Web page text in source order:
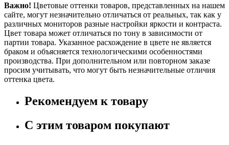
Важно! Цветовые оттенки товаров, представленных на нашем
сайте, могут незначительно отличаться от реальных, так как у
различных мониторов разные настройки яркости и контраста.
Цвет товара может отличаться по тону в зависимости от
партии товара. Указанное расхождение в цвете не является
браком и объясняется технологическими особенностями
производства. При дополнительном или повторном заказе
просим учитывать, что могут быть незначительные отличия
оттенка цвета.
Рекомендуем к товару
С этим товаром покупают